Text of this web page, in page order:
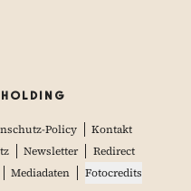
Policy
Kontakt
Newsletter
Redirect
Mediadaten Fotocredits